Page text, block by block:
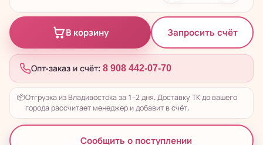
В корзину Запросить счёт
Опт-заказ и счёт: 8 908 442-07-70
📦Отгрузка из Владивостока за 1–2 дня. Доставку ТК до вашего
города рассчитает менеджер и добавит в счёт.
Сообщить о поступлении